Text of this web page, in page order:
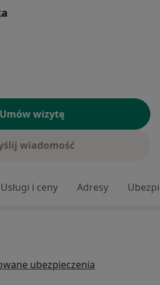
Umów wizytę
wiadomość
Usługi i ceny Adresy
ubezpieczenia